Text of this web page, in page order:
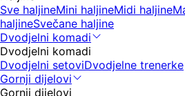
Sve haljineMini haljineMidi haljine
haljineSvečane haljine
Dvodjelni komadi
Dvodjelni komadi
Dvodjelni setoviDvodjelne trenerke
Gornji dijelovi
Gornji dijelovi